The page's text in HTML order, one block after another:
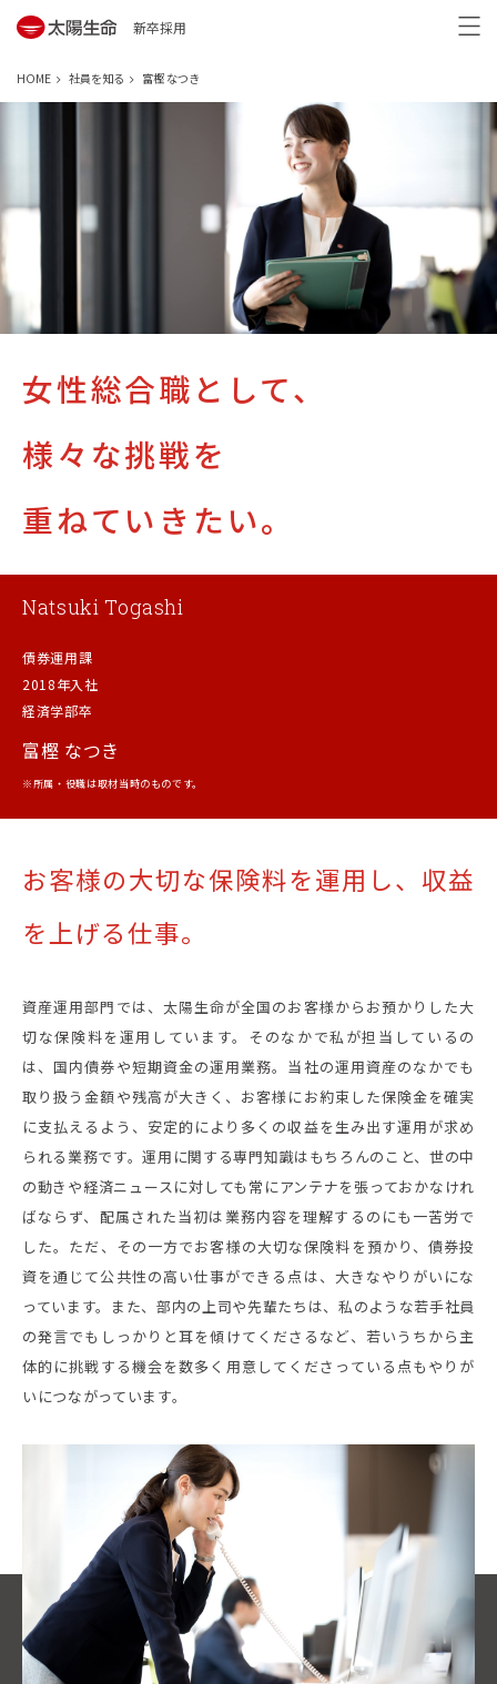
新卒採用
HOME 社員を知る 富樫 なつき
女性総合職として、
様々な挑戦を
重ねていきたい。
Natsuki Togashi
債券運用課
2018年入社
経済学部卒
富樫 なつき
※所属・役職は取材当時のものです。
お客様の大切な保険料を運用し、 収益
を上げる仕事。
資産運用部門では、太陽生命が全国のお客様からお預かりした大
切な保険料を運用しています。そのなかで私が担当しているの
は、国内債券や短期資金の運用業務。当社の運用資産のなかでも
取り扱う金額や残高が大きく、お客様にお約束した保険金を確実
に支払えるよう、安定的により多くの収益を生み出す運用が求め
られる業務です。運用に関する専門知識はもちろんのこと、世の中
の動きや経済ニュースに対しても常にアンテナを張っておかなけれ
ばならず、配属された当初は業務内容を理解するのにも一苦労で
した。ただ、その一方でお客様の大切な保険料を預かり、債券投
資を通じて公共性の高い仕事ができる点は、大きなやりがいにな
っています。また、部内の上司や先輩たちは、私のような若手社員
の発言でもしっかりと耳を傾けてくださるなど、若いうちから主
体的に挑戦する機会を数多く用意してくださっている点もやりが
いにつながっています。